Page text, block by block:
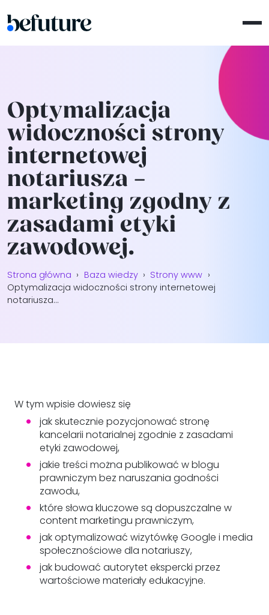
Optymalizacja
widoczności strony
internetowej
notariusza –
marketing zgodny z
zasadami etyki
zawodowej.
Strona główna › Baza wiedzy › Strony www ›
Optymalizacja widoczności strony internetowej
notariusza...
W tym wpisie dowiesz się
jak skutecznie pozycjonować stronę
kancelarii notarialnej zgodnie z zasadami
etyki zawodowej,
jakie treści można publikować w blogu
prawniczym bez naruszania godności
zawodu,
które słowa kluczowe są dopuszczalne w
content marketingu prawniczym,
jak optymalizować wizytówkę Google i media
społecznościowe dla notariuszy,
jak budować autorytet ekspercki przez
wartościowe materiały edukacyjne.